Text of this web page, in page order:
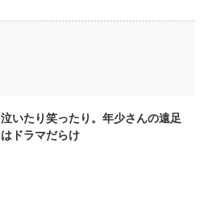
泣いたり笑ったり。年少さんの遠足
はドラマだらけ